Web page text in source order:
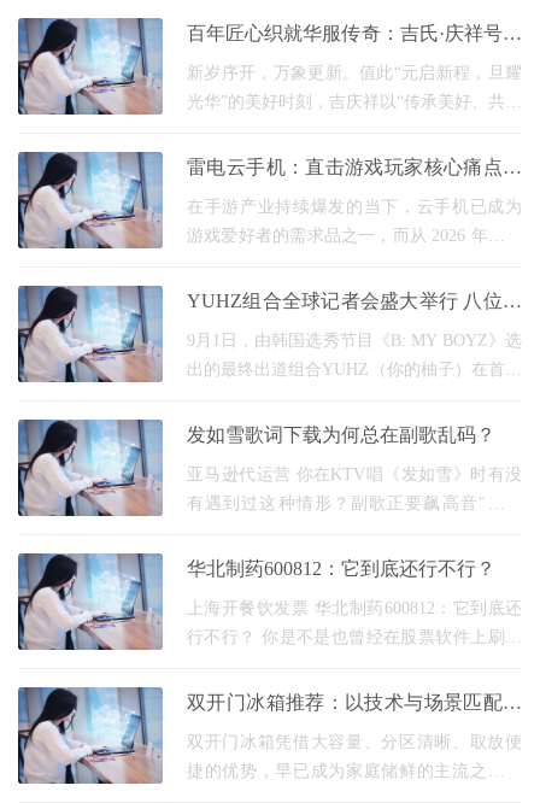
子抵押贷款！ 说白了，就是把您车库里那
百年匠心织就华服传奇：吉氏·庆祥号的
五代传承与时代新韵
新岁序开，万象更新。值此“元启新程，旦耀
光华”的美好时刻，吉庆祥以“传承美好、共赴
活动，在欢声笑语中凝聚温暖力量，在奋进
雷电云手机：直击游戏玩家核心痛点，
稳定流畅体验铸就用户首选目标
在手游产业持续爆发的当下，云手机已成为
游戏爱好者的需求品之一，而从 2026 年云手
延迟云手机”“手游多开不卡顿”“高画质游戏流
YUHZ组合全球记者会盛大举行 八位成
员齐亮相备受关注
9月1日，由韩国选秀节目《B: MY BOYZ》选
出的最终出道组合YUHZ（你的柚子）在首尔
着组合正式出道并开启未来五年的全球活动
发如雪歌词下载为何总在副歌乱码？
亚马逊代运营 你在KTV唱《发如雪》时有没
有遇到过这种情形？副歌正要飙高音"狼牙
生把中国风唱成电视剧主题曲。这种让人抓
华北制药600812：它到底还行不行？
上海开餐饮发票 华北制药600812：它到底还
行不行？ 你是不是也曾经在股票软件上刷到
牌药企，现在到底怎么样了？说它不行吧，
双开门冰箱推荐：以技术与场景匹配为
核心的选择指南
双开门冰箱凭借大容量、分区清晰、取放便
捷的优势，早已成为家庭储鲜的主流之选。